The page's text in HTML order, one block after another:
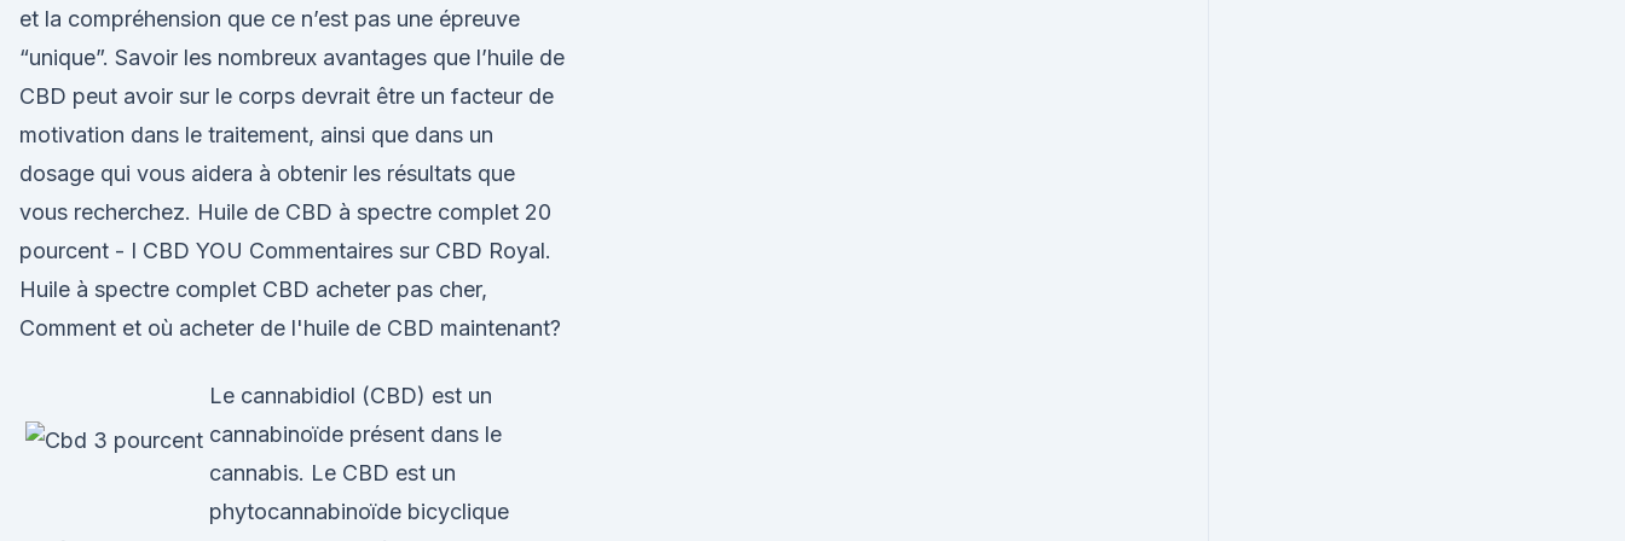
et la compréhension que ce n’est pas une épreuve
“unique”. Savoir les nombreux avantages que l’huile de
CBD peut avoir sur le corps devrait être un facteur de
motivation dans le traitement, ainsi que dans un
dosage qui vous aidera à obtenir les résultats que
vous recherchez. Huile de CBD à spectre complet 20
pourcent - I CBD YOU Commentaires sur CBD Royal.
Huile à spectre complet CBD acheter pas cher,
Comment et où acheter de l'huile de CBD maintenant?
Le cannabidiol (CBD) est un
cannabinoïde présent dans le
cannabis. Le CBD est un
phytocannabinoïde bicyclique